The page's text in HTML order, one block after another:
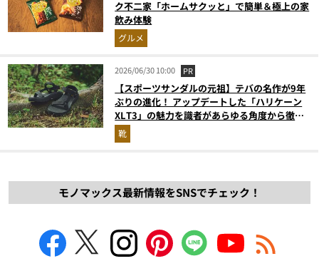
ク不二家「ホームサクッと」で簡単＆極上の家
飲み体験
グルメ
2026/06/30 10:00 PR
【スポーツサンダルの元祖】テバの名作が9年
ぶりの進化！ アップデートした「ハリケーン
XLT3」の魅力を識者があらゆる角度から徹底
解説！
靴
モノマックス最新情報をSNSでチェック！